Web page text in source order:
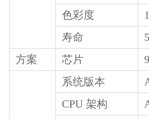
色彩度
寿命
方案
芯片
系统版本
CPU 架构